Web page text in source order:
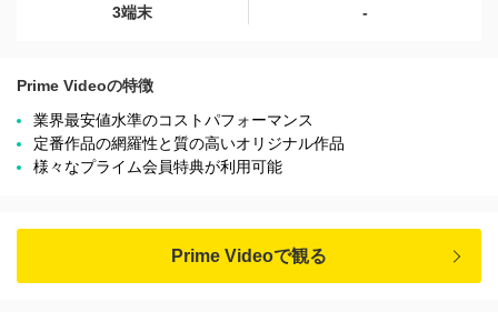
3端末 -
Prime Videoの特徴
業界最安値水準のコストパフォーマンス
定番作品の網羅性と質の高いオリジナル作品
様々なプライム会員特典が利用可能
Prime Videoで観る